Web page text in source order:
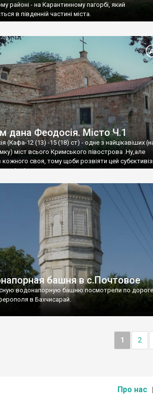
районі - на Карантинному пагорбі, який
в південній частині міста.
дана Феодосія. Місто Ч.1
(Кафа-12 (13) -15 (18) ст) - одне з найцікавіших
міст всього Кримського півострова .Ну,але
кожного своя, тому щоби розвіяти цей
відвідати це
башня в с.Почтовое
водонапорную башню посмотрели по дороге
в Бахчисарай.
1 2
Про нас